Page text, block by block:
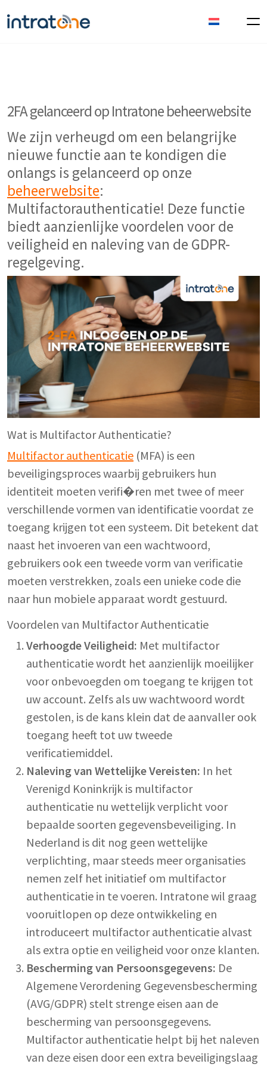
2FA gelanceerd op Intratone beheerwebsite
We zijn verheugd om een belangrijke
nieuwe functie aan te kondigen die
onlangs is gelanceerd op onze
beheerwebsite:
Multifactorauthenticatie! Deze functie
biedt aanzienlijke voordelen voor de
veiligheid en naleving van de GDPR-
regelgeving.
Wat is Multifactor Authenticatie?
Multifactor authenticatie (MFA) is een
beveiligingsproces waarbij gebruikers hun
identiteit moeten verifi�ren met twee of meer
verschillende vormen van identificatie voordat ze
toegang krijgen tot een systeem. Dit betekent dat
naast het invoeren van een wachtwoord,
gebruikers ook een tweede vorm van verificatie
moeten verstrekken, zoals een unieke code die
naar hun mobiele apparaat wordt gestuurd.
Voordelen van Multifactor Authenticatie
Verhoogde Veiligheid: Met multifactor
authenticatie wordt het aanzienlijk moeilijker
voor onbevoegden om toegang te krijgen tot
uw account. Zelfs als uw wachtwoord wordt
gestolen, is de kans klein dat de aanvaller ook
toegang heeft tot uw tweede
verificatiemiddel.
Naleving van Wettelijke Vereisten: In het
Verenigd Koninkrijk is multifactor
authenticatie nu wettelijk verplicht voor
bepaalde soorten gegevensbeveiliging. In
Nederland is dit nog geen wettelijke
verplichting, maar steeds meer organisaties
nemen zelf het initiatief om multifactor
authenticatie in te voeren. Intratone wil graag
vooruitlopen op deze ontwikkeling en
introduceert multifactor authenticatie alvast
als extra optie en veiligheid voor onze klanten.
Bescherming van Persoonsgegevens: De
Algemene Verordening Gegevensbescherming
(AVG/GDPR) stelt strenge eisen aan de
bescherming van persoonsgegevens.
Multifactor authenticatie helpt bij het naleven
van deze eisen door een extra beveiligingslaag